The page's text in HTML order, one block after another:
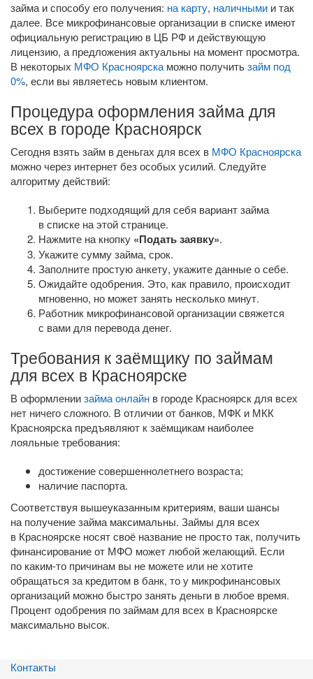
займа и способу его получения: на карту, наличными и так
далее. Все микрофинансовые организации в списке имеют
официальную регистрацию в ЦБ РФ и действующую
лицензию, а предложения актуальны на момент просмотра.
В некоторых МФО Красноярска можно получитьзайм под
0%, если вы являетесь новым клиентом.
Процедура оформления займа для
всех в городе Красноярск
Сегодня взять займ в деньгах для всех в МФО Красноярска
можно через интернет без особых усилий. Следуйте
алгоритму действий:
Выберите подходящий для себя вариант займа
в списке на этой странице.
Нажмите на кнопку «Подать заявку».
Укажите сумму займа, срок.
Заполните простую анкету, укажите данные о себе.
Ожидайте одобрения. Это, как правило, происходит
мгновенно, но может занять несколько минут.
Работник микрофинансовой организации свяжется
с вами для перевода денег.
Требования к заёмщику по займам
для всех в Красноярске
В оформлениизайма онлайн в городе Красноярск для всех
нет ничего сложного. В отличии от банков, МФК и МКК
Красноярска предъявляют к заёмщикам наиболее
лояльные требования:
достижение совершеннолетнего возраста;
наличие паспорта.
Соответствуя вышеуказанным критериям, ваши шансы
на получение займа максимальны. Займы для всех
в Красноярске носят своё название не просто так, получить
финансирование от МФО может любой желающий. Если
по каким-то причинам вы не можете или не хотите
обращаться за кредитом в банк, то у микрофинансовых
организаций можно быстро занять деньги в любое время.
Процент одобрения по займам для всех в Красноярске
максимально высок.
Контакты